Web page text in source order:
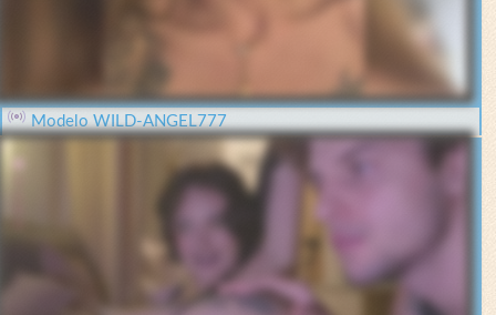
Modelo WILD-ANGEL777